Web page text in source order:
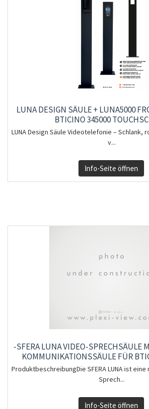
LUNA DESIGN SÄULE + LUNA5000
BTICINO 345000
LUNA Design Säule Videotelefonie – Schlank,
v...
Info-Seite öffnen
-SFERA LUNA VIDEO-SPRECHSÄULE
OMMUNIKATIONSSÄULE FÜR
ProduktbeschreibungDie SFERA LUNA ist
Sprech...
Info-Seite öffnen